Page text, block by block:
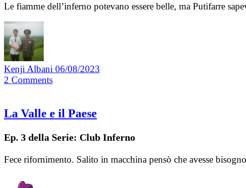
Le fiamme dell’inferno potevano essere belle, ma Putifarre
Kenji Albani 06/08/2023
2 Comments
La Valle e il Paese
Ep. 3 della Serie: Club Inferno
Fece rifornimento. Salito in macchina pensò che avesse